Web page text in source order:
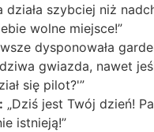
działa szybciej niż
wolne miejsce!”
dysponowała
gwiazda, nawet
się pilot?'”
„Dziś jest Twój dzień!
istnieją!”